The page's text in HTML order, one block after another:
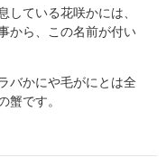
している花咲かには、
から、この名前が付い
バかにや毛がにとは全
蟹です。